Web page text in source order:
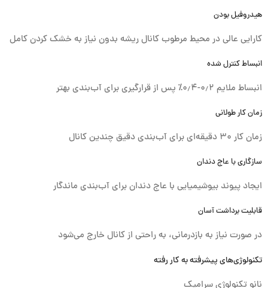
هیدروفیل بودن
کارایی عالی در محیط مرطوب کانال ریشه بدون نیاز به خشک کردن کامل
انبساط کنترل شده
انبساط ملایم ۰٫۲-۰٫۴٪ پس از قرارگیری برای آب‌بندی بهتر
زمان کار طولانی
زمان کار ۳۰ دقیقه‌ای برای آب‌بندی دقیق چندین کانال
سازگاری با عاج دندان
ایجاد پیوند بیوشیمیایی با عاج دندان برای آب‌بندی ماندگار
قابلیت برداشت آسان
در صورت نیاز به بازدرمانی، به راحتی از کانال خارج می‌شود
تکنولوژی‌های پیشرفته به کار رفته